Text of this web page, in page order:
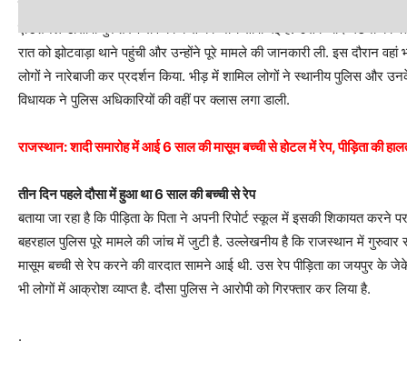
एडिशनल डीसीपी गुरुशरण राव को केस की जांच सौंपी गई है. उसके बाद घटना का
रात को झोटवाड़ा थाने पहुंची और उन्होंने पूरे मामले की जानकारी ली. इस दौरान
लोगों ने नारेबाजी कर प्रदर्शन किया. भीड़ में शामिल लोगों ने स्थानीय पुलिस और
विधायक ने पुलिस अधिकारियों की वहीं पर क्लास लगा डाली.
राजस्थान: शादी समारोह में आई 6 साल की मासूम बच्ची से होटल में रेप, पीड़िता की
तीन दिन पहले दौसा में हुआ था 6 साल की बच्ची से रेप
बताया जा रहा है कि पीड़िता के पिता ने अपनी रिपोर्ट स्कूल में इसकी शिकायत
बहरहाल पुलिस पूरे मामले की जांच में जुटी है. उल्लेखनीय है कि राजस्थान में गुरुवार
मासूम बच्ची से रेप करने की वारदात सामने आई थी. उस रेप पीड़िता का जयपुर
भी लोगों में आक्रोश व्याप्त है. दौसा पुलिस ने आरोपी को गिरफ्तार कर लिया है.
.